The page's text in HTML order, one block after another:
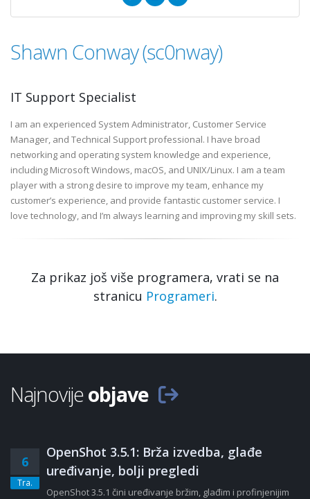
Shawn Conway (sc0nway)
IT Support Specialist
I am an experienced System Administrator, Customer Service
Manager, and Technical Support professional. I have broad
networking and operating system knowledge and experience,
including Microsoft Windows, macOS, and UNIX/Linux. I am a team
player with a strong desire to improve my team, enhance my
customer’s experience, and provide fantastic customer service. I
love technology, and I’m always learning and improving my skill sets.
Za prikaz još više programera, vrati se na
stranicu Programeri.
Najnovijeobjave
6
Tra.
OpenShot 3.5.1: Brža izvedba, glađe
uređivanje, bolji pregledi
OpenShot 3.5.1 čini uređivanje bržim, glađim i profinjenijim